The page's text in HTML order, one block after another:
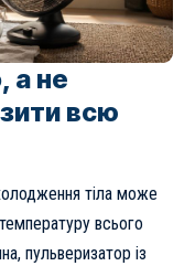
а не
всю
тіла може
всього
пульверизатор із